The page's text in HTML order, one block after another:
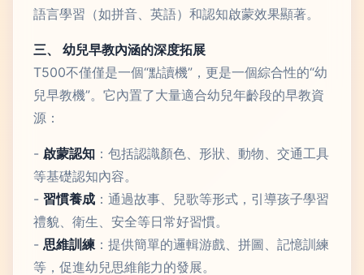
語言學習（如拼音、英語）和認知啟蒙效果顯著。
三、 幼兒早教內涵的深度拓展
T500不僅僅是一個“點讀機”，更是一個綜合性的“幼
兒早教機”。它內置了大量適合幼兒年齡段的早教資
源：
- 啟蒙認知 ：包括認識顏色、形狀、動物、交通工具
等基礎認知內容。
- 習慣養成 ：通過故事、兒歌等形式，引導孩子學習
禮貌、衛生、安全等日常好習慣。
- 思維訓練：提供簡單的邏輯游戲、拼圖、記憶訓練
等，促進幼兒思維能力的發展。